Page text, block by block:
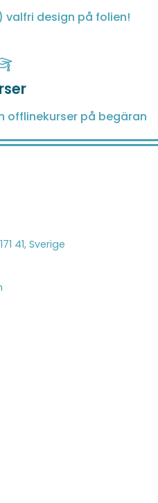
design på folien!
offlinekurser på begäran
41, Sverige